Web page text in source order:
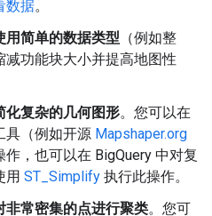
数据。
用简单的数据类型 （例如整
功能块大小并提高地图性
化复杂的几何图形。您可以在
具（例如开源 Mapshaper.org
，也可以在 BigQuery 中对复
用 ST_Simplify 执行此操作。
非常密集的点进行聚类。您可